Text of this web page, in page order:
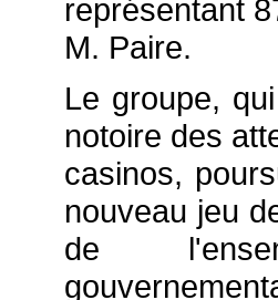
représentant
M. Paire.
Le groupe,
notoire des
casinos,
nouveau jeu
de